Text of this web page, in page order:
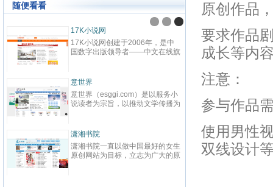
随便看看
九阅小说
九阅小说网，最好看的小说阅读网
站,提供现代言情、古代言情、穿
强、免费小说等在线阅读。每日最
快更新,页面简洁,访问速度快
纵横中
纵横中
百度文
网站，
文化平
与史诗
有“纵横
优秀品
读，线
编、影
晋江文学城
晋江文学城创立于2003年8月1
日，是中国大陆范围内最具影响力
的女性向原创文学网站，同时，也
耽美、爱情等原创网络小说而著
名。 截止到2015年3月31日，晋
江文学城拥有在线作品177万余
部，穿越、言情、影视、都市爱
情、职场婚姻、青春校园、武侠仙
立于
创文学
下。起
学事业
学作者
大成果
连尚读书网
连尚读书网（免费小说），最热门
免费小说大全，免费阅读App，提
供玄幻小说、网游小说、言情小
红袖添
红袖添
全球领
原创作品
要求作品
成长等内
注意：
参与作品
使用男性
双线设计